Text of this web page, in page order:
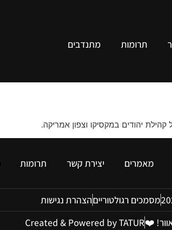
תרומות מתנדבים
יהודים במקסיקו וצפון אמריקה.
מאמרים יצירת קשר תרומות
מסמכים רגולטורייםהצהרת נגישות
❤️
Created & Powered by TATUR